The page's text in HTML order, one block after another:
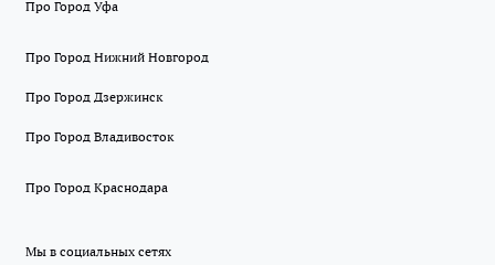
Про Город Уфа
Про Город Нижний Новгород
Про Город Дзержинск
Про Город Владивосток
Про Город Краснодара
Мы в социальных сетях